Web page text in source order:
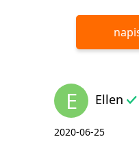
E Ellen
2020-06-25